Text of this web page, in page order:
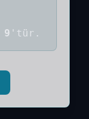
9 'tür.